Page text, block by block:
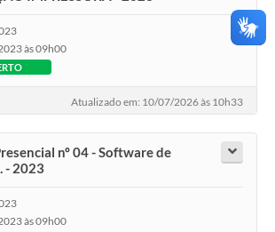
às 09h00
Atualizado em: 10/07/2026 às 10h33
nº 04 - Software de
- 2023
às 09h00